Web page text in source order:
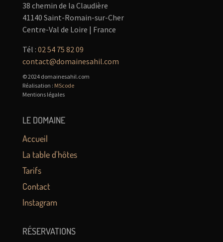
38 chemin de la Claudière
41140 Saint-Romain-sur-Cher
Centre-Val de Loire | France
Tél : 02 54 75 82 09
contact@domainesahil.com
© 2024 domainesahil.com
Réalisation : MScode
Mentions légales
LE DOMAINE
Accueil
La table d'hôtes
Tarifs
Contact
Instagram
RÉSERVATIONS